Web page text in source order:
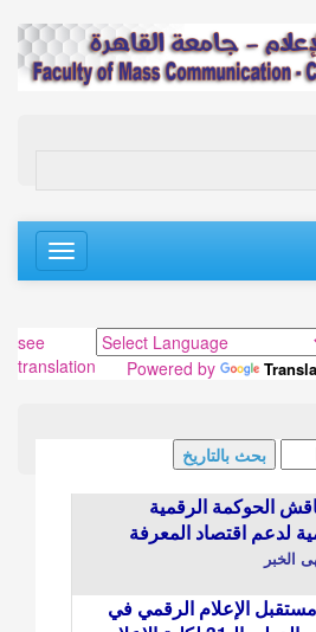
Toggle
navigation
see
translation
Powered by
الحوكمة الرقمية
لدعم اقتصاد المعرفة
الخبر
مستقبل الإعلام الرقمي في